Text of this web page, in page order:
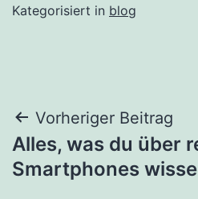
Kategorisiert in blog
Beitrags-
Navigation
Vorheriger Beitrag
Alles, was du über
Smartphones